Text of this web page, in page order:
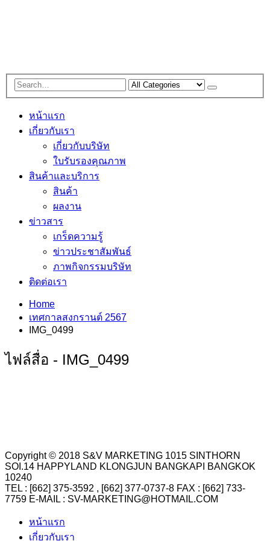
หน้าแรก
เกี่ยวกับเรา
เกี่ยวกับบริษัท
ใบรับรองคุณภาพ
สินค้าและบริการ
สินค้า
ผลงาน
ข่าวสาร
เกร็ดความรู้
ข่าวประชาสัมพันธ์
ภาพกิจกรรมบริษัท
ติดต่อเรา
Home
เทศกาลสงกรานต์ 2567
IMG_0499
ไฟล์สื่อ - IMG_0499
Copyright © 2018 S&V MARKETING 1015 SINTHORN
SOI.14 HAPPYLAND KLONGJUN BANGKAPI BANGKOK
10240
TEL : [662] 375-3592 , [662] 377-0737-8 FAX : [662] 733-
7759 E-MAIL : SV-MARKETING@HOTMAIL.COM
หน้าแรก
เกี่ยวกับเรา